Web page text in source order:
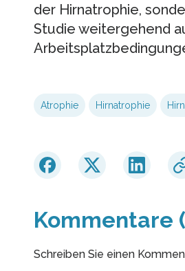
der Hirnatrophie,
Studie weitergehend
Atrophie Hirnatrophie
Kommentare
Schreiben Sie einen